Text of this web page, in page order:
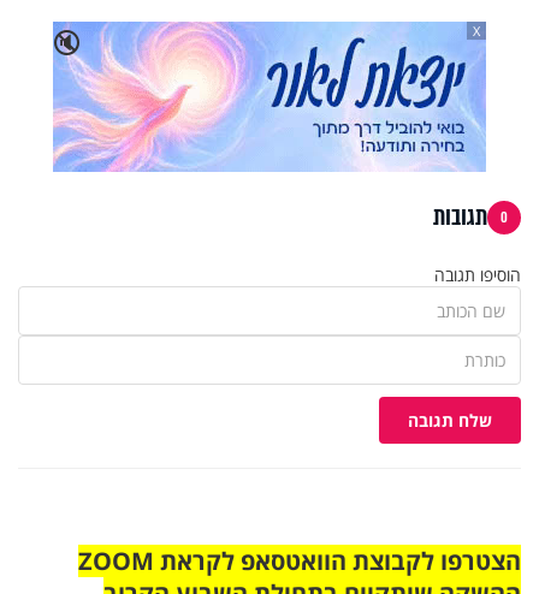
🔇
X
0 תגובות
הוסיפו תגובה
שלח תגובה
הצטרפו לקבוצת הוואטסאפ לקראת ZOOM